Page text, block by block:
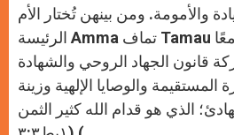
والأمومة. ومن بينهن تُختار الأم
الرئيسة Amma تماف Tamau حيث يجمع الروح معًا
قانون الجهاد الروحي والشهادة
المستقيمة والوصايا الإلهية وزينة
الذي هو قدام الله كثير الثمن